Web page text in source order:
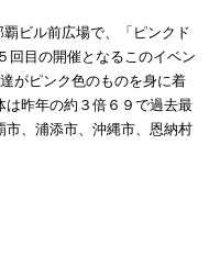
ビル前広場で、「ピンクド
回目の開催となるこのイベン
がピンク色のものを身に着
は昨年の約３倍６９で過去最
市、浦添市、沖縄市、恩納村